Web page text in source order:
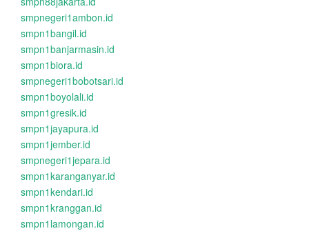
smpnegeri1ambon.id
smpn1bangil.id
smpn1banjarmasin.id
smpn1biora.id
smpnegeri1bobotsari.id
smpn1boyolali.id
smpn1gresik.id
smpn1jayapura.id
smpn1jember.id
smpnegeri1jepara.id
smpn1karanganyar.id
smpn1kendari.id
smpn1kranggan.id
smpn1lamongan.id